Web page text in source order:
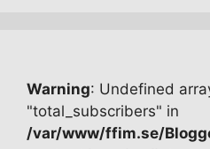
Warning: Undefined
"total_subscribers" in
/var/www/ffim.se/